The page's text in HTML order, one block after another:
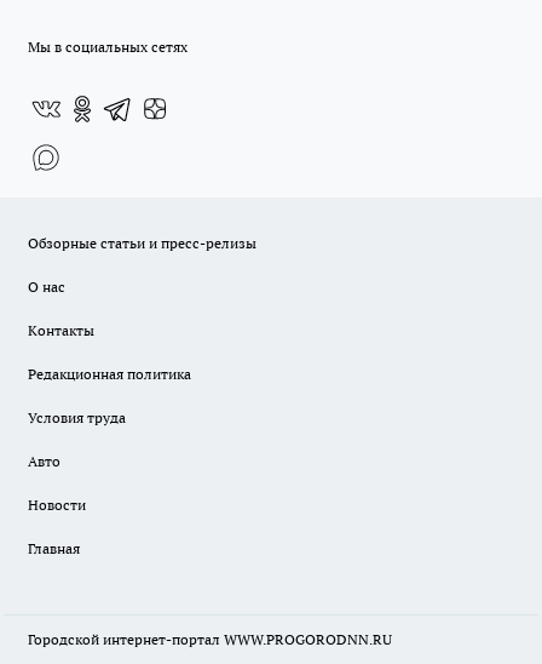
Мы в социальных сетях
Обзорные статьи и пресс-релизы
О нас
Контакты
Редакционная политика
Условия труда
Авто
Новости
Главная
Городской интернет-портал WWW.PROGORODNN.RU